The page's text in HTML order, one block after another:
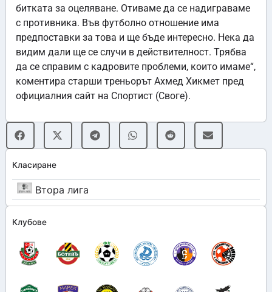
Класиране
Втора лига
Клубове
битката за оцеляване. Отиваме да се надиграваме
с противника. Във футболно отношение има
предпоставки за това и ще бъде интересно. Нека да
видим дали ще се случи в действителност. Трябва
да се справим с кадровите проблеми, които имаме“,
коментира старши треньорът Ахмед Хикмет пред
официалния сайт на Спортист (Своге).